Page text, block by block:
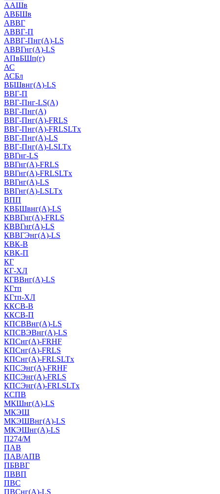
ААШв
АВБШв
АВВГ
АВВГ-П
АВВГ-Пнг(А)-LS
АВВГнг(А)-LS
АПвБШп(г)
АС
АСБл
ВБШвнг(А)-LS
ВВГ-П
ВВГ-Пнг-LS(А)
ВВГ-Пнг(А)
ВВГ-Пнг(А)-FRLS
ВВГ-Пнг(А)-FRLSLTx
ВВГ-Пнг(А)-LS
ВВГ-Пнг(А)-LSLTx
ВВГнг-LS
ВВГнг(А)-FRLS
ВВГнг(А)-FRLSLTx
ВВГнг(А)-LS
ВВГнг(А)-LSLTx
ВПП
КВБШвнг(А)-LS
КВВГнг(А)-FRLS
КВВГнг(А)-LS
КВВГЭнг(А)-LS
КВК-В
КВК-П
КГ
КГ-ХЛ
КГВВнг(А)-LS
КГтп
КГтп-ХЛ
ККСВ-В
ККСВ-П
КПСВВнг(А)-LS
КПСВЭВнг(А)-LS
КПСнг(А)-FRHF
КПСнг(А)-FRLS
КПСнг(А)-FRLSLTx
КПСЭнг(А)-FRHF
КПСЭнг(А)-FRLS
КПСЭнг(А)-FRLSLTx
КСПВ
МКШнг(А)-LS
МКЭШ
МКЭШВнг(А)-LS
МКЭШнг(А)-LS
П274/М
ПАВ
ПАВ/АПВ
ПБВВГ
ПВВП
ПВС
ПВСнг(А)-LS